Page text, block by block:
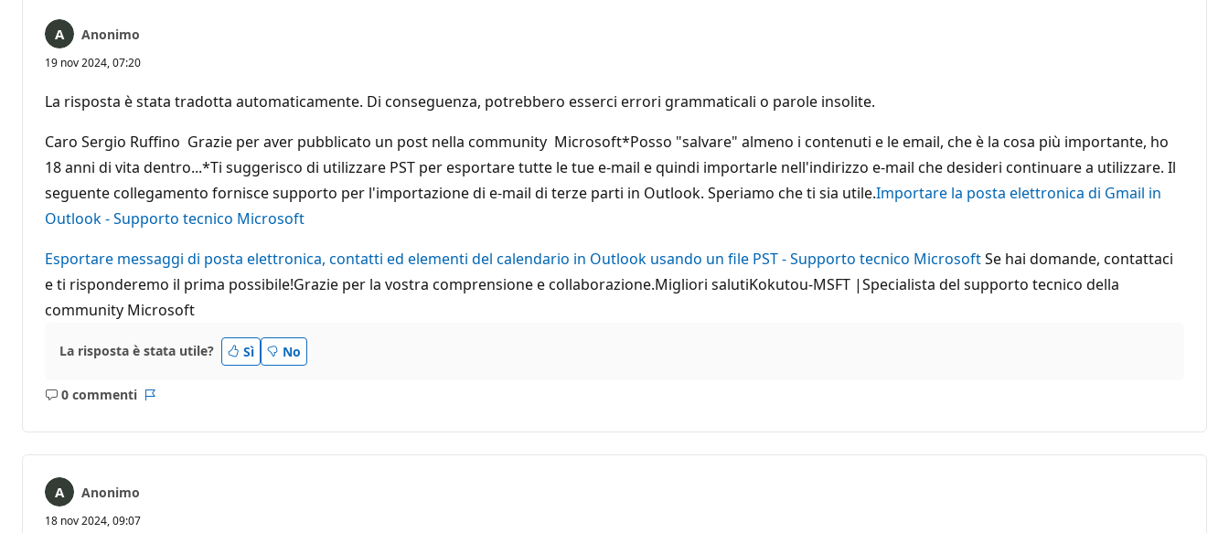
Anonimo
19 nov 2024, 07:20
La risposta è stata tradotta automaticamente. Di conseguenza, potrebbero esserci errori grammaticali o parole insolite.
Caro Sergio Ruffino Grazie per aver pubblicato un post nella community Microsoft*Posso "salvare" almeno i contenuti e le email, che è la cosa più importante, ho
18 anni di vita dentro...*Ti suggerisco di utilizzare PST per esportare tutte le tue e-mail e quindi importarle nell'indirizzo e-mail che desideri continuare a utilizzare. Il
seguente collegamento fornisce supporto per l'importazione di e-mail di terze parti in Outlook. Speriamo che ti sia utile.Importare la posta elettronica di Gmail in
Outlook - Supporto tecnico Microsoft
Esportare messaggi di posta elettronica, contatti ed elementi del calendario in Outlook usando un file PST - Supporto tecnico MicrosoftSe hai domande, contattaci
e ti risponderemo il prima possibile!Grazie per la vostra comprensione e collaborazione.Migliori salutiKokutou-MSFT |Specialista del supporto tecnico della
community Microsoft
La risposta è stata utile? Sì No
0 commenti
Nessun
Anonimo
18 nov 2024, 09:07